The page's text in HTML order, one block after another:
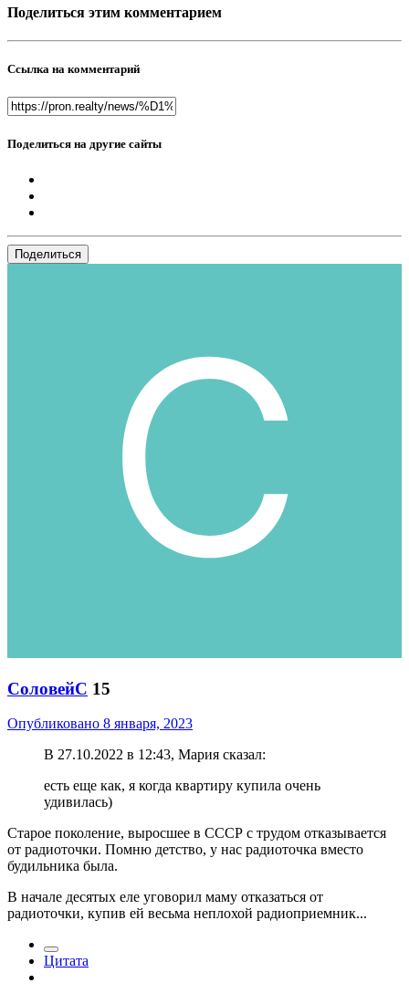
Поделиться этим комментарием
Ссылка на комментарий
Поделиться на другие сайты
Поделиться
СоловейС 15
Опубликовано 8 января, 2023
В 27.10.2022 в 12:43, Мария сказал:
есть еще как, я когда квартиру купила очень
удивилась)
Старое поколение, выросшее в СССР с трудом отказывается
от радиоточки. Помню детство, у нас радиоточка вместо
будильника была.
В начале десятых еле уговорил маму отказаться от
радиоточки, купив ей весьма неплохой радиоприемник...
Цитата